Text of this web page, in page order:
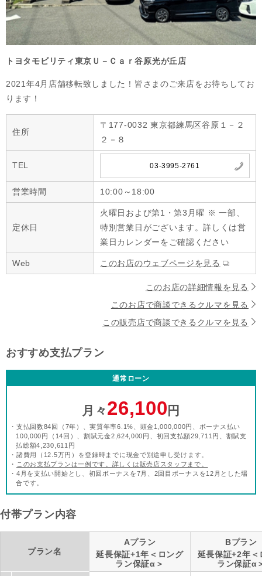
トヨタモビリティ東京Ｕ－Ｃａｒ谷原光が丘店
2021年4月店舗移転致しました！皆さまのご来店をお待ちしてお
ります！
住所
〒177-0032 東京都練馬区谷原１－２
２－８
TEL 03-3995-2761
営業時間 10:00～18:00
定休日
火曜日および第1・第3月曜 ※ 一部、
特別営業日がございます。詳しくは営
業日カレンダーをご確認ください
Web このお店のウェブページを見る
このお店の詳細情報を見る
このお店で商談できるクルマを見る
この販売店で商談できるクルマを見る
おすすめ支払プラン
通常ローン
月々26,100 円
・支払回数84回（7年）、実質年率6.1%、頭金1,000,000円、ボーナス払い
100,000円（14回）、割賦元金2,624,000円、初回支払額29,711円、割賦支
払総額4,230,611円
・諸費用（12.5万円）を登録時までに現金で別途申し受けます。
・ このお支払プランは一例です。詳しくは販売店スタッフまで。
・4月を支払い開始とし、初回ボーナスを7月、2回目ボーナスを12月とした場
合です。
付帯プラン内容
プラン名
Aプラン
延長保証+1年＜ロング
ラン保証α＞
Bプラン
延長保証+2年＜
ラン保証α